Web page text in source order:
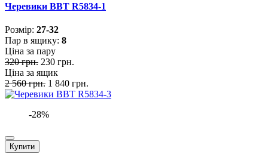
Черевики BBT R5834-1
Розмiр: 27-32
Пар в ящику: 8
Ціна за пару
320 грн. 230 грн.
Ціна за ящик
2 560 грн. 1 840 грн.
-28%
Купити